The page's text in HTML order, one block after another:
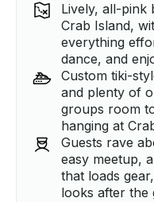
Lively, all-pink
Crab Island,
everything
dance, and
Custom tiki-
and plenty of
groups room
hanging at
Guests rave
easy meetup,
that loads
looks after the